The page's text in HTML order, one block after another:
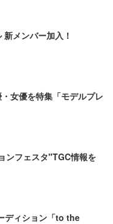
メンバー加入！
女優を特集「モデルプレ
ンフェスタ"TGC情報を
ディション「to the